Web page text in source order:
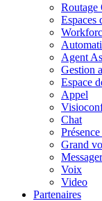
Routage
Espaces
Agent
Gestion
Espace
Appel
Chat
Grand
Voix
Video
Partenaires